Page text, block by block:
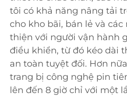
tôi có khả năng nâng tải
cho kho bãi, bán lẻ và
thiện với người vận hành
điều khiển, từ đó kéo dài
an toàn tuyệt đối. Hơn
trang bị công nghệ pin
lên đến 8 giờ chỉ với một